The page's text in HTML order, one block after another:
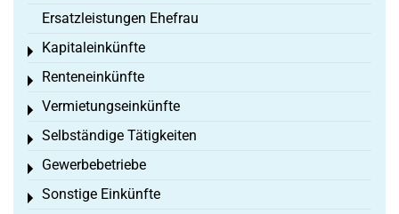
Ersatzleistungen Ehefrau
Kapitaleinkünfte
Toggle menu
Renteneinkünfte
Toggle menu
Vermietungseinkünfte
Toggle menu
Selbständige Tätigkeiten
Toggle menu
Gewerbebetriebe
Toggle menu
Sonstige Einkünfte
Toggle menu